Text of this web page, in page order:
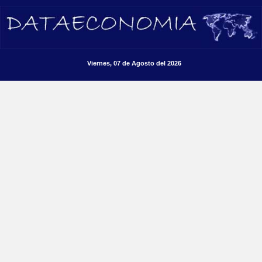
Viernes, 07 de Agosto del 2026